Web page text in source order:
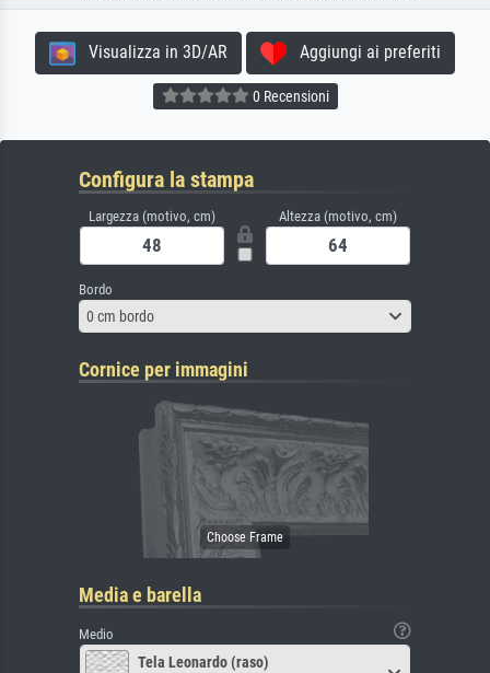
Visualizza in 3D/AR Aggiungi ai preferiti
0 Recensioni
Configura la stampa
Largezza (motivo, cm) Altezza (motivo, cm)
Bordo
0 cm bordo
Cornice per immagini
Media e barella
Medio
Tela Leonardo (raso)